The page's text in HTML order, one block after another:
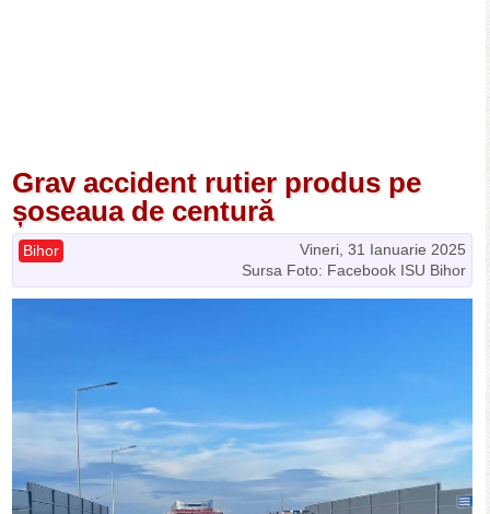
Grav accident rutier produs pe
șoseaua de centură
Vineri, 31 Ianuarie 2025
Bihor
Sursa Foto: Facebook ISU Bihor